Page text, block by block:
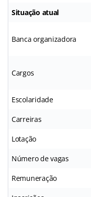
Situação atual
Banca organizadora
Cargos
Escolaridade
Carreiras
Lotação
Número de vagas
Remuneração